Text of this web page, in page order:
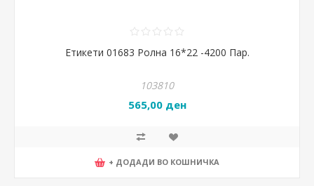
Етикети 01683 Ролна 16*22 -4200 Пар.
103810
565,00 ден
+ ДОДАДИ ВО КОШНИЧКА